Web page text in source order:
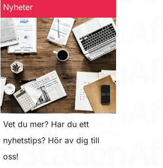
Nyheter
Vet du mer? Har du ett
nyhetstips? Hör av dig till
oss!